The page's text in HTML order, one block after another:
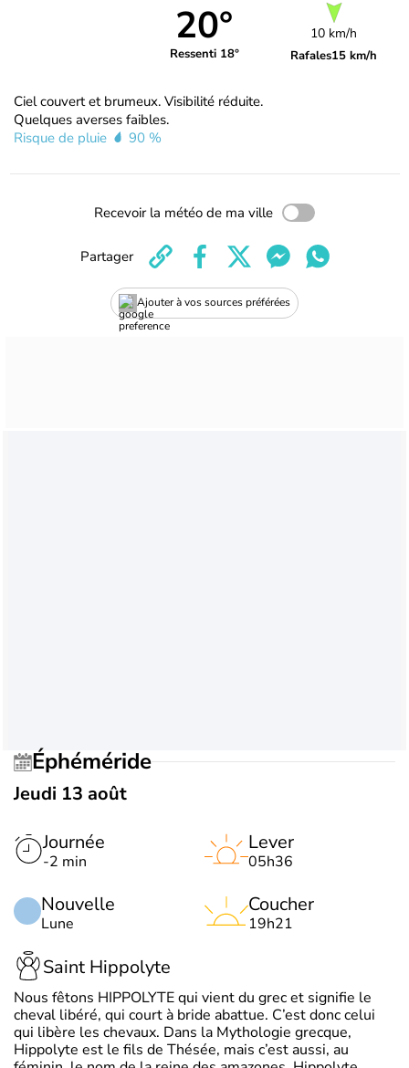
20°
Ressenti 18°
10 km/h
Rafales15 km/h
Ciel couvert et brumeux. Visibilité réduite.
Quelques averses faibles.
Risque de pluie
90 %
Recevoir la météo de ma ville
Ajouter à vos sources préférées
Partager
Éphéméride
Jeudi 13 août
Journée
-2 min
Nouvelle
Lune
Lever
05h36
Coucher
19h21
Saint Hippolyte
Nous fêtons HIPPOLYTE qui vient du grec et signifie le
cheval libéré, qui court à bride abattue. C’est donc celui
qui libère les chevaux. Dans la Mythologie grecque,
Hippolyte est le fils de Thésée, mais c’est aussi, au